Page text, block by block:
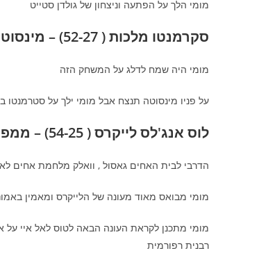
מומי הלך על הפתעה וניצחון של גולדן סטייט
סקרמנטו מלכות ( 52-27) – מינסוטה זאבים ( 39-40) 4:00 הרצליה קיפוח
מומי היה שמח לדלג על המשחק הזה
על פניו מינסוטה תנצח אבל מומי ילך על
לוס אנג'לס לייקרס ( 54-25) – ממפיס דובים( 32-47 ) 4:30 שעון רמת השרון
הדרבי לבית האחים גאסול , וואלק מלחמת אחים
מומי מבואס מאוד מעונה של הלייקרס ומאמין
מומי מתכנן לקראת העונה הבאה לטוס לאל איי
רבנית רפורמית